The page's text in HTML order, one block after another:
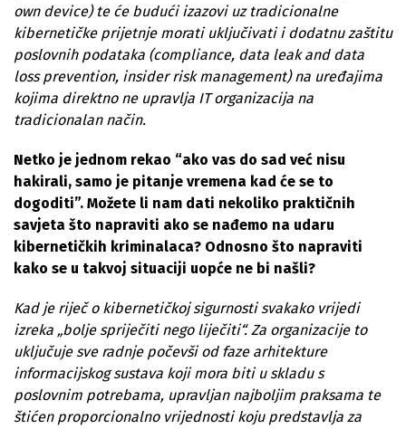
own device) te će budući izazovi uz tradicionalne
kibernetičke prijetnje morati uključivati i dodatnu zaštitu
poslovnih podataka (compliance, data leak and data
loss prevention, insider risk management) na uređajima
kojima direktno ne upravlja IT organizacija na
tradicionalan način.
Netko je jednom rekao “ako vas do sad već nisu
hakirali, samo je pitanje vremena kad će se to
dogoditi”. Možete li nam dati nekoliko praktičnih
savjeta što napraviti ako se nađemo na udaru
kibernetičkih kriminalaca? Odnosno što napraviti
kako se u takvoj situaciji uopće ne bi našli?
Kad je riječ o kibernetičkoj sigurnosti svakako vrijedi
izreka „bolje spriječiti nego liječiti“. Za organizacije to
uključuje sve radnje počevši od faze arhitekture
informacijskog sustava koji mora biti u skladu s
poslovnim potrebama, upravljan najboljim praksama te
štićen proporcionalno vrijednosti koju predstavlja za